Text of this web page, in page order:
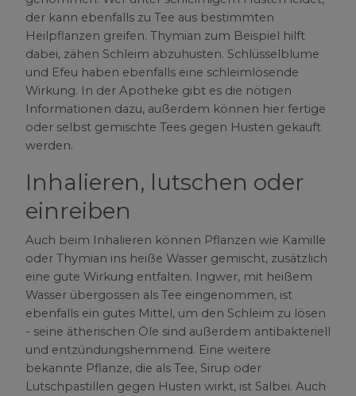
der kann ebenfalls zu Tee aus bestimmten
Heilpflanzen greifen. Thymian zum Beispiel hilft
dabei, zähen Schleim abzuhusten. Schlüsselblume
und Efeu haben ebenfalls eine schleimlösende
Wirkung. In der Apotheke gibt es die nötigen
Informationen dazu, außerdem können hier fertige
oder selbst gemischte Tees gegen Husten gekauft
werden.
Inhalieren, lutschen oder
einreiben
Auch beim Inhalieren können Pflanzen wie Kamille
oder Thymian ins heiße Wasser gemischt, zusätzlich
eine gute Wirkung entfalten. Ingwer, mit heißem
Wasser übergossen als Tee eingenommen, ist
ebenfalls ein gutes Mittel, um den Schleim zu lösen
- seine ätherischen Öle sind außerdem antibakteriell
und entzündungshemmend. Eine weitere
bekannte Pflanze, die als Tee, Sirup oder
Lutschpastillen gegen Husten wirkt, ist Salbei. Auch